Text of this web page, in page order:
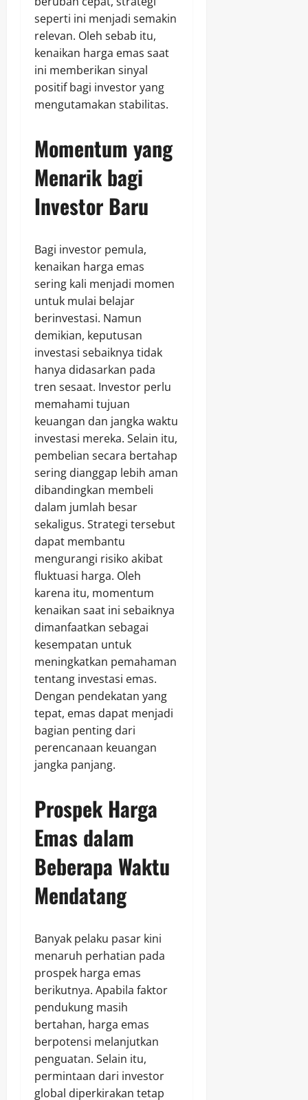
seperti ini menjadi semakin
relevan. Oleh sebab itu,
kenaikan harga emas saat
ini memberikan sinyal
positif bagi investor yang
mengutamakan stabilitas.
Momentum yang
Menarik bagi
Investor Baru
Bagi investor pemula,
kenaikan harga emas
sering kali menjadi momen
untuk mulai belajar
berinvestasi. Namun
demikian, keputusan
investasi sebaiknya tidak
hanya didasarkan pada
tren sesaat. Investor perlu
memahami tujuan
keuangan dan jangka waktu
investasi mereka. Selain itu,
pembelian secara bertahap
sering dianggap lebih aman
dibandingkan membeli
dalam jumlah besar
sekaligus. Strategi tersebut
dapat membantu
mengurangi risiko akibat
fluktuasi harga. Oleh
karena itu, momentum
kenaikan saat ini sebaiknya
dimanfaatkan sebagai
kesempatan untuk
meningkatkan pemahaman
tentang investasi emas.
Dengan pendekatan yang
tepat, emas dapat menjadi
bagian penting dari
perencanaan keuangan
jangka panjang.
Prospek Harga
Emas dalam
Beberapa Waktu
Mendatang
Banyak pelaku pasar kini
menaruh perhatian pada
prospek harga emas
berikutnya. Apabila faktor
pendukung masih
bertahan, harga emas
berpotensi melanjutkan
penguatan. Selain itu,
permintaan dari investor
global diperkirakan tetap